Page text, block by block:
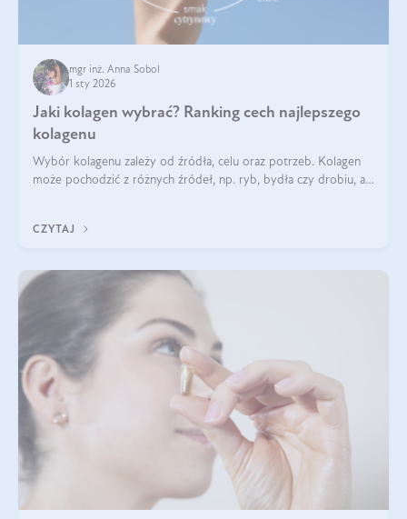
mgr inż. Anna Sobol
1 sty 2026
Jaki kolagen wybrać? Ranking cech najlepszego
kolagenu
Wybór kolagenu zależy od źródła, celu oraz potrzeb. Kolagen
może pochodzić z różnych źródeł, np. ryb, bydła czy drobiu, a
bydlęcy.
CZYTAJ